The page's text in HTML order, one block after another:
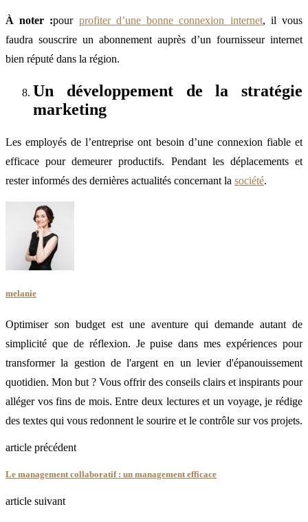
À noter :pour profiter d’une bonne connexion internet, il vous
faudra souscrire un abonnement auprès d’un fournisseur internet
bien réputé dans la région.
Un développement de la stratégie
marketing
Les employés de l’entreprise ont besoin d’une connexion fiable et
efficace pour demeurer productifs. Pendant les déplacements et
rester informés des dernières actualités concernant la société.
melanie
Optimiser son budget est une aventure qui demande autant de
simplicité que de réflexion. Je puise dans mes expériences pour
transformer la gestion de l'argent en un levier d'épanouissement
quotidien. Mon but ? Vous offrir des conseils clairs et inspirants pour
alléger vos fins de mois. Entre deux lectures et un voyage, je rédige
des textes qui vous redonnent le sourire et le contrôle sur vos projets.
article précédent
Le management collaboratif : un management efficace
article suivant